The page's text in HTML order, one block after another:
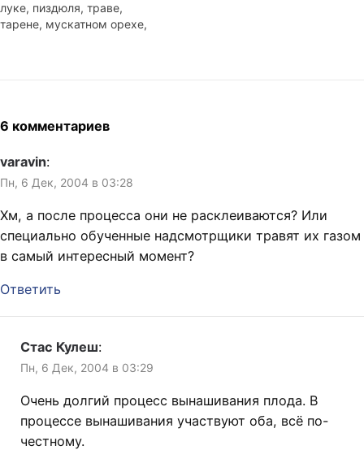
луке, пиздюля, траве,
тарене, мускатном орехе,
флягах и людях, способных
убить лошадь ударом
топора в лоб, о перловке,…
6 комментариев
varavin:
Пн, 6 Дек, 2004 в 03:28
Хм, а после процесса они не расклеиваются? Или
специально обученные надсмотрщики травят их газом
в самый интересный момент?
Ответить
Стас Кулеш:
Пн, 6 Дек, 2004 в 03:29
Очень долгий процесс вынашивания плода. В
процессе вынашивания участвуют оба, всё по-
честному.